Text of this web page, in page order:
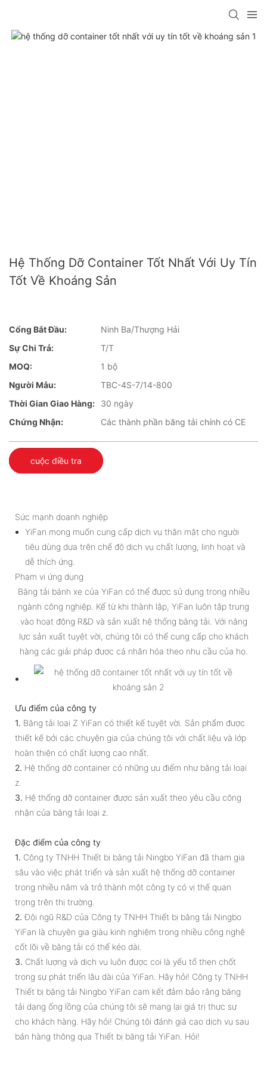
Hệ Thống Dỡ Container Tốt Nhất Với Uy Tín
Tốt Về Khoáng Sản
Cổng Bắt Đầu:
Ninh Ba/Thượng Hải
Sự Chi Trả:
T/T
MOQ:
1 bộ
Người Mẫu:
TBC-4S-7/14-800
Thời Gian Giao Hàng:
30 ngày
Chứng Nhận:
Các thành phần băng tải chính có CE
cuộc điều tra
Sức mạnh doanh nghiệp
YiFan mong muốn cung cấp dịch vụ thân mật cho người
tiêu dùng dựa trên chế độ dịch vụ chất lượng, linh hoạt và
dễ thích ứng.
Phạm vi ứng dụng
Băng tải bánh xe của YiFan có thể được sử dụng trong nhiều
ngành công nghiệp. Kể từ khi thành lập, YiFan luôn tập trung
vào hoạt động R&D và sản xuất hệ thống băng tải. Với năng
lực sản xuất tuyệt vời, chúng tôi có thể cung cấp cho khách
hàng các giải pháp được cá nhân hóa theo nhu cầu của họ.
Ưu điểm của công ty
1. Băng tải loại Z YiFan có thiết kế tuyệt vời. Sản phẩm được
thiết kế bởi các chuyên gia của chúng tôi với chất liệu và lớp
hoàn thiện có chất lượng cao nhất.
2. Hệ thống dỡ container có những ưu điểm như băng tải loại
z.
3. Hệ thống dỡ container được sản xuất theo yêu cầu công
nhận của băng tải loại z.
Đặc điểm của công ty
1. Công ty TNHH Thiết bị băng tải Ningbo YiFan đã tham gia
sâu vào việc phát triển và sản xuất hệ thống dỡ container
trong nhiều năm và trở thành một công ty có vị thế quan
trọng trên thị trường.
2. Đội ngũ R&D của Công ty TNHH Thiết bị băng tải Ningbo
YiFan là chuyên gia giàu kinh nghiệm trong nhiều công nghệ
cốt lõi về băng tải có thể kéo dài.
3. Chất lượng và dịch vụ luôn được coi là yếu tố then chốt
trong sự phát triển lâu dài của YiFan. Hãy hỏi! Công ty TNHH
Thiết bị băng tải Ningbo YiFan cam kết đảm bảo rằng băng
tải dạng ống lồng của chúng tôi sẽ mang lại giá trị thực sự
cho khách hàng. Hãy hỏi! Chúng tôi đánh giá cao dịch vụ sau
bán hàng thông qua Thiết bị băng tải YiFan. Hỏi!